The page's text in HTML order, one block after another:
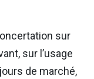
sur
sur l’usage
de marché,